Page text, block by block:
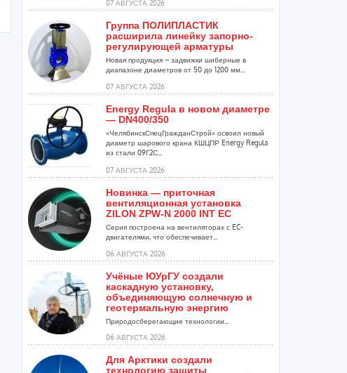
07 АВГУСТА 2026
Группа ПОЛИПЛАСТИК
расширила линейку запорно-
регулирующей арматуры
Новая продукция – задвижки шиберные в
диапазоне диаметров от 50 до 1200 мм...
07 АВГУСТА 2026
Energy Regula в новом диаметре
— DN400/350
«ЧелябинскСпецГражданСтрой» освоил новый
диаметр шарового крана КШЦПР Energy Regula
из стали 09Г2С...
07 АВГУСТА 2026
Новинка — приточная
вентиляционная установка
ZILON ZPW-N 2000 INT EC
Серия построена на вентиляторах с EC-
двигателями, что обеспечивает...
06 АВГУСТА 2026
Учёные ЮУрГУ создали
каскадную установку,
объединяющую солнечную и
геотермальную энергию
Природосберегающие технологии...
06 АВГУСТА 2026
Для Арктики создали
технологию защиты